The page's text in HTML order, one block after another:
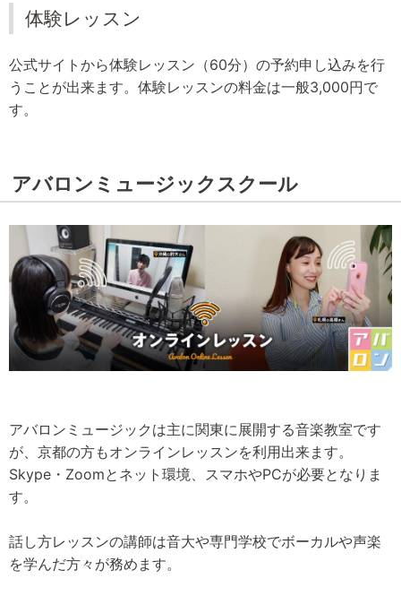
体験レッスン
公式サイトから体験レッスン（60分）の予約申し込みを行
うことが出来ます。体験レッスンの料金は一般3,000円で
す。
アバロンミュージックスクール
アバロンミュージックは主に関東に展開する音楽教室です
が、京都の方もオンラインレッスンを利用出来ます。
Skype・Zoomとネット環境、スマホやPCが必要となりま
す。
話し方レッスンの講師は音大や専門学校でボーカルや声楽
を学んだ方々が務めます。